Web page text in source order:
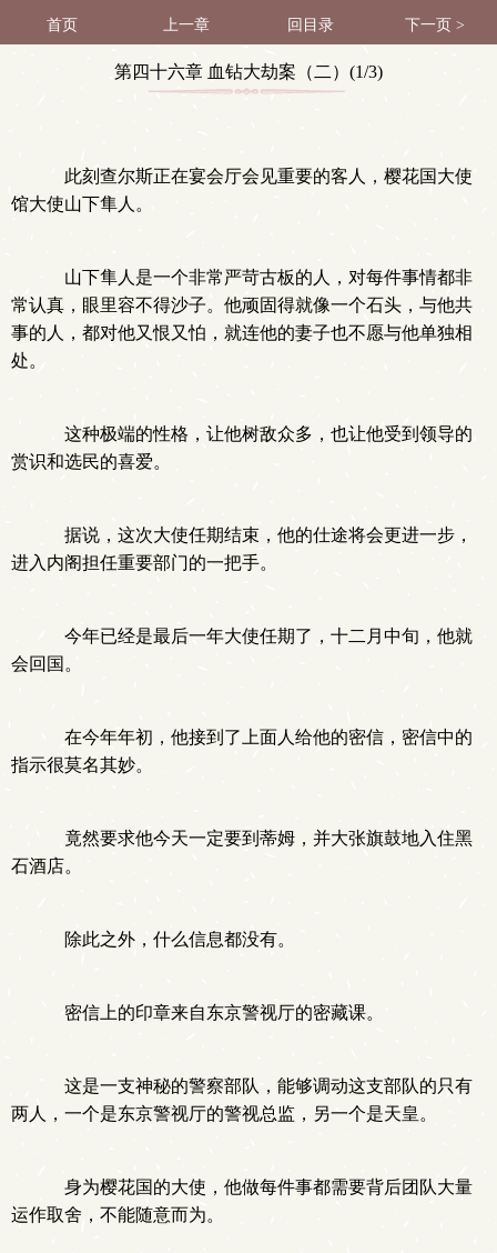
首页 上一章 回目录 下一页 >
第四十六章 血钻大劫案（二）(1/3)
此刻查尔斯正在宴会厅会见重要的客人，樱花国大使
馆大使山下隼人。
山下隼人是一个非常严苛古板的人，对每件事情都非
常认真，眼里容不得沙子。他顽固得就像一个石头，与他共
事的人，都对他又恨又怕，就连他的妻子也不愿与他单独相
处。
这种极端的性格，让他树敌众多，也让他受到领导的
赏识和选民的喜爱。
据说，这次大使任期结束，他的仕途将会更进一步，
进入内阁担任重要部门的一把手。
今年已经是最后一年大使任期了，十二月中旬，他就
会回国。
在今年年初，他接到了上面人给他的密信，密信中的
指示很莫名其妙。
竟然要求他今天一定要到蒂姆，并大张旗鼓地入住黑
石酒店。
除此之外，什么信息都没有。
密信上的印章来自东京警视厅的密藏课。
这是一支神秘的警察部队，能够调动这支部队的只有
两人，一个是东京警视厅的警视总监，另一个是天皇。
身为樱花国的大使，他做每件事都需要背后团队大量
运作取舍，不能随意而为。